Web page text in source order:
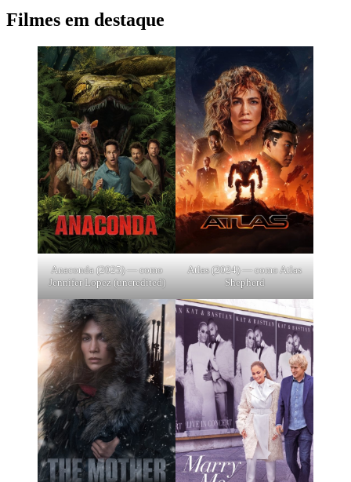
Filmes em destaque
Anaconda (2025) — como
Jennifer Lopez (uncredited)
Atlas (2024) — como Atlas
Shepherd